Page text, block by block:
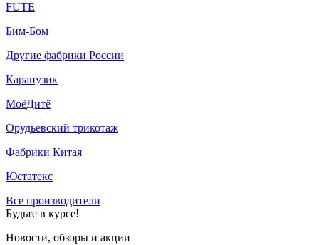
FUTE
Бим-Бом
Другие фабрики России
Карапузик
МоёДитё
Орудьевский трикотаж
Фабрики Китая
Юстатекс
Все производители
Будьте в курсе!
Новости, обзоры и акции